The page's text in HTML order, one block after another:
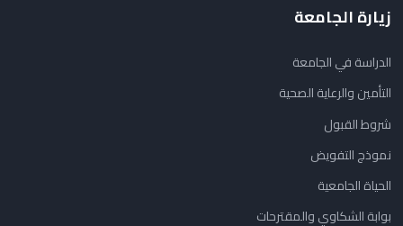
زيارة الجامعة
الدراسة في الجامعة
التأمين والرعاية الصحية
شروط القبول
نموذج التفويض
الحياة الجامعية
بوابة الشكاوي والمقترحات